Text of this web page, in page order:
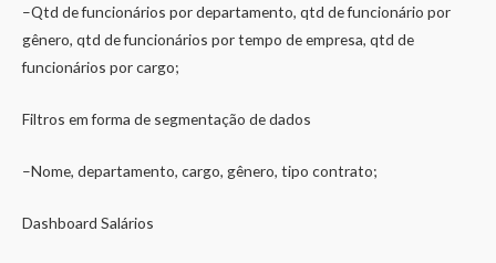
–Qtd de funcionários por departamento, qtd de funcionário por
gênero, qtd de funcionários por tempo de empresa, qtd de
funcionários por cargo;
Filtros em forma de segmentação de dados
–Nome, departamento, cargo, gênero, tipo contrato;
Dashboard Salários